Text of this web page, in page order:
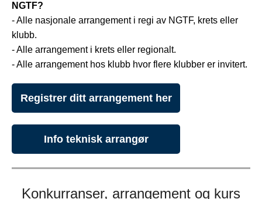
NGTF?
- Alle nasjonale arrangement i regi av NGTF, krets eller
klubb.
- Alle arrangement i krets eller regionalt.
- Alle arrangement hos klubb hvor flere klubber er invitert.
Registrer ditt arrangement her
Info teknisk arrangør
Konkurranser, arrangement og kurs